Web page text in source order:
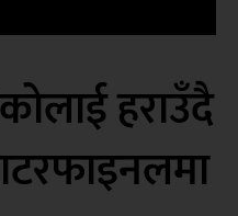
हराउँदै